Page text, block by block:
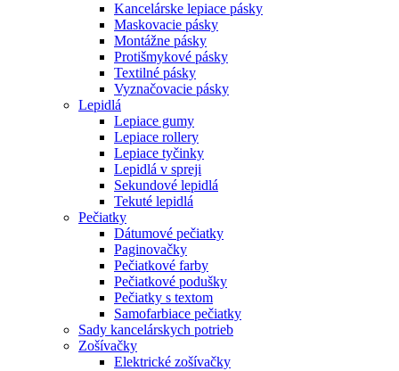
Kancelárske lepiace pásky
Maskovacie pásky
Montážne pásky
Protišmykové pásky
Textilné pásky
Vyznačovacie pásky
Lepidlá
Lepiace gumy
Lepiace rollery
Lepiace tyčinky
Lepidlá v spreji
Sekundové lepidlá
Tekuté lepidlá
Pečiatky
Dátumové pečiatky
Paginovačky
Pečiatkové farby
Pečiatkové podušky
Pečiatky s textom
Samofarbiace pečiatky
Sady kancelárskych potrieb
Zošívačky
Elektrické zošívačky